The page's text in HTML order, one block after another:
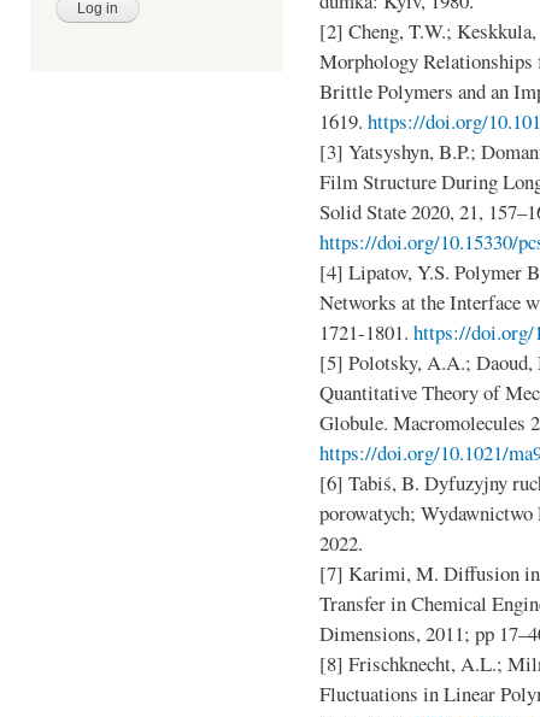
[2] Cheng, T.W.;
Morphology Relationships
Brittle Polymers and an
1619. https://doi.org/
[3] Yatsyshyn, B.P.;
Film Structure During
Solid State 2020, 21,
https://doi.org/10.15330/
[4] Lipatov, Y.S. Polymer
Networks at the Interface
1721-1801. https://doi.org/
[5] Polotsky, A.A.;
Quantitative Theory of
Globule. Macromolecules
https://doi.org/10.1021/
[6] Tabiś, B. Dyfuzyjny
porowatych;
2022.
[7] Karimi, M. Diffusion in
Transfer in Chemical
Dimensions, 2011; pp
[8] Frischknecht, A.L.;
Fluctuations in Linear